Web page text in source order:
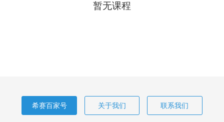
暂无课程
希赛百家号 关于我们 联系我们